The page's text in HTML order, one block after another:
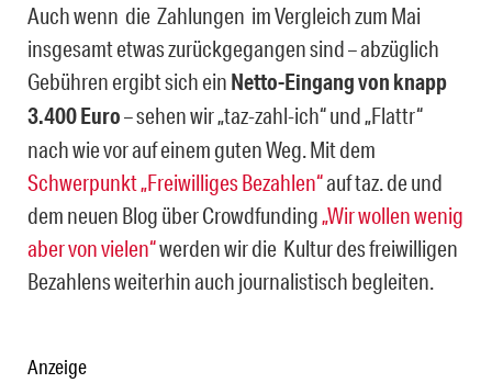
Auch wenn die Zahlungen im Vergleich zum Mai
insgesamt etwas zurückgegangen sind – abzüglich
Gebühren ergibt sich ein Netto-Eingang von knapp
3.400 Euro– sehen wir „taz-zahl-ich“ und „Flattr“
nach wie vor auf einem guten Weg. Mit dem
Schwerpunkt „Freiwilliges Bezahlen“auf taz. de und
dem neuen Blog über Crowdfunding„Wir wollen wenig
aber von vielen“werden wir die Kultur des freiwilligen
Bezahlens weiterhin auch journalistisch begleiten.
Anzeige